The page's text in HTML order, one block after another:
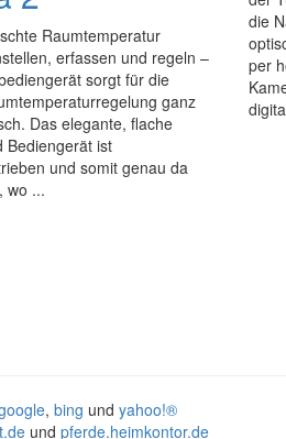
Raumtemperatur
erfassen und regeln –
sorgt für die
ganz
Das elegante, flache
Bediengerät ist
und somit genau da
wo ...
die
per
, bing und yahoo!®
und pferde.heimkontor.de